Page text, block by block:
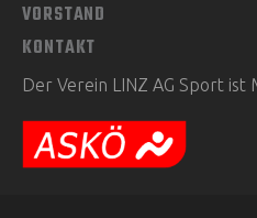
VORSTAND
KONTAKT
Der Verein LINZ AG Sport ist